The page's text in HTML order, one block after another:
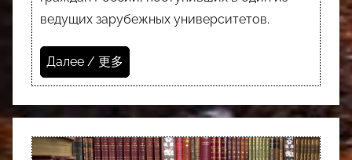
ведущих зарубежных университетов.
Далее / 更多